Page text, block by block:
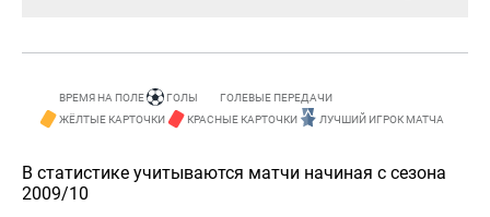
ВРЕМЯ НА ПОЛЕ ГОЛЫ
ГОЛЕВЫЕ ПЕРЕДАЧИ
ЖЁЛТЫЕ КАРТОЧКИ
КРАСНЫЕ КАРТОЧКИ ЛУЧШИЙ ИГРОК МАТЧА
В статистике учитываются матчи начиная с сезона
2009/10